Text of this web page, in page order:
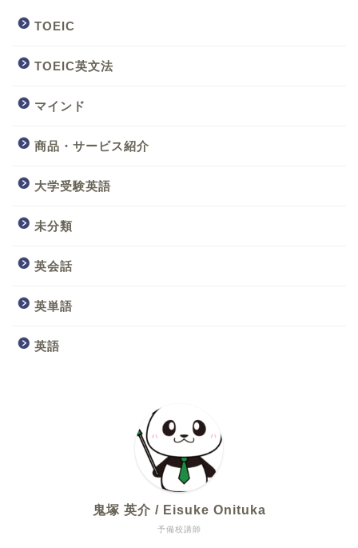
TOEIC
TOEIC英文法
マインド
商品・サービス紹介
大学受験英語
未分類
英会話
英単語
英語
予備校講師
鬼塚 英介 / Eisuke Onituka